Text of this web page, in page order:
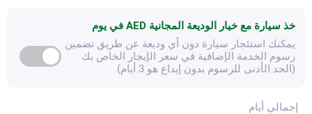
خذ سيارة مع خيار الوديعة المجانية AED في يوم
يمكنك استئجار سيارة دون أي وديعة عن طريق تضمين
رسوم الخدمة الإضافية في سعر الإيجار الخاص بك
(الحد الأدنى للرسوم بدون إيداع هو 3 أيام)
إجمالي أيام